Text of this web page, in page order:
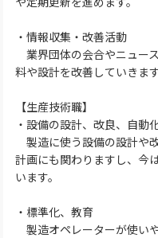
・情報収集・改善活動
業界団体の会合やニュー
料や設計を改善していきます
【生産技術職】
・設備の設計、改良、自動
製造に使う設備の設計や
計画にも関わりますし、今
います。
・標準化、教育
製造オペレーターが使い